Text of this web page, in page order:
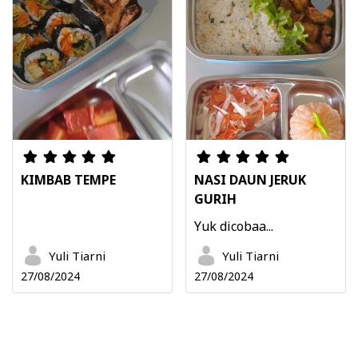
KIMBAB TEMPE
Yuli Tiarni
27/08/2024
NASI DAUN JERUK
GURIH
Yuk dicobaa...
Yuli Tiarni
27/08/2024